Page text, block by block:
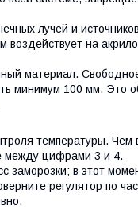
лучей и
на
материал.
минимум 100 мм. Это
температуры.
между цифрами 3 и 4.
заморозки; в этот
регулятор по